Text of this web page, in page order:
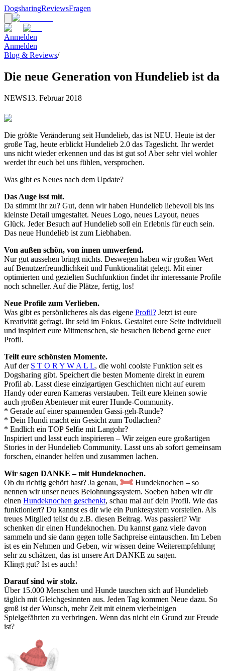
DogsharingReviewsFragen
Anmelden
Anmelden
Blog & Reviews/
Die neue Generation von Hundelieb ist da
NEWS13. Februar 2018
Die größte Veränderung seit Hundelieb, das ist NEU. Heute ist der
große Tag, heute erblickt Hundelieb 2.0 das Tageslicht. Ihr werdet
uns nicht wieder erkennen und das ist gut so! Aber sehr viel wohler
werdet ihr euch bei uns fühlen, versprochen.
Was gibt es Neues nach dem Update?
Das Auge isst mit.
Da stimmt ihr zu? Gut, denn wir haben Hundelieb liebevoll bis ins
kleinste Detail umgestaltet. Neues Logo, neues Layout, neues
Glück. Jeder Besuch auf Hundelieb soll ein Erlebnis für euch sein.
Das neue Hundelieb ist zum Liebhaben.
Von außen schön, von innen umwerfend.
Nur gut aussehen bringt nichts. Deswegen haben wir großen Wert
auf Benutzerfreundlichkeit und Funktionalität gelegt. Mit einer
optimierten und gezielten Suchfunktion findet ihr interessante Profile
noch schneller. Auf die Plätze, fertig, los!
Neue Profile zum Verlieben.
Was gibt es persönlicheres als das eigene Profil? Jetzt ist eure
Kreativität gefragt. Ihr seid im Fokus. Gestaltet eure Seite individuell
und inspiriert eure Mitmenschen, sie besuchen liebend gerne euer
Profil.
Teilt eure schönsten Momente.
Auf der S T O R Y W A L L, die wohl coolste Funktion seit es
Dogsharing gibt. Speichert die besten Momente direkt in eurem
Profil ab. Lasst diese einzigartigen Geschichten nicht auf eurem
Handy oder euren Kameras verstauben. Teilt eure kleinen sowie
auch großen Abenteuer mit eurer Hunde-Community.
* Gerade auf einer spannenden Gassi-geh-Runde?
* Dein Hundi macht ein Gesicht zum Todlachen?
* Endlich ein TOP Selfie mit Langohr?
Inspiriert und lasst euch inspirieren – Wir zeigen eure großartigen
Stories in der Hundelieb Community. Lasst uns ab sofort gemeinsam
forschen, einander helfen und zusammen lachen.
Wir sagen DANKE – mit Hundeknochen.
Ob du richtig gehört hast? Ja genau,
Hundeknochen – so
nennen wir unser neues Belohnungssystem. Soeben haben wir dir
einen Hundeknochen geschenkt, schau mal auf dein Profil. Wie das
funktioniert? Du kannst es dir wie ein Punktesystem vorstellen. Als
treues Mitglied teilst du z.B. diesen Beitrag. Was passiert? Wir
schenken dir einen Hundeknochen. Du kannst ganz viele davon
sammeln und sie dann gegen tolle Sachpreise eintauschen. Im Leben
ist es ein Nehmen und Geben, wir wissen deine Weiterempfehlung
sehr zu schätzen, das ist unsere Art DANKE zu sagen.
Klingt gut? Ist es auch!
Darauf sind wir stolz.
Über 15.000 Menschen und Hunde tauschen sich auf Hundelieb
täglich mit Gleichgesinnten aus. Jeden Tag kommen Neue dazu. So
groß ist der Wunsch, mehr Zeit mit einem vierbeinigen
Spielgefährten zu verbringen. Wenn das nicht ein Grund zur Freude
ist?